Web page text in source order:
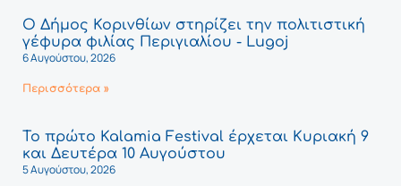
Ο Δήμος Κορινθίων στηρίζει την πολιτιστική
γέφυρα φιλίας Περιγιαλίου - Lugoj
6 Αυγούστου, 2026
Περισσότερα »
Το πρώτο Kalamia Festival έρχεται Κυριακή 9
και Δευτέρα 10 Αυγούστου
5 Αυγούστου, 2026